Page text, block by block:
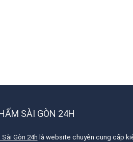
SÀI GÒN 24H
Gòn 24h là website chuyên cung cấp